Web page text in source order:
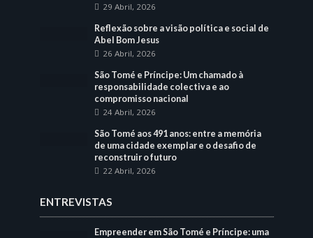
29 Abril, 2026
Reflexão sobre a visão política e social de
Abel Bom Jesus
26 Abril, 2026
São Tomé e Príncipe: Um chamado à
responsabilidade colectiva e ao
compromisso nacional
24 Abril, 2026
São Tomé aos 491 anos: entre a memória
de uma cidade exemplar e o desafio de
reconstruir o futuro
22 Abril, 2026
ENTREVISTAS
Empreender em São Tomé e Príncipe: uma